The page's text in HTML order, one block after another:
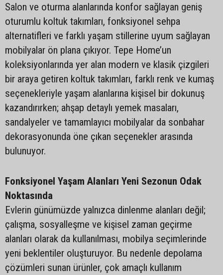
Salon ve oturma alanlarında konfor sağlayan geniş
oturumlu koltuk takımları, fonksiyonel sehpa
alternatifleri ve farklı yaşam stillerine uyum sağlayan
mobilyalar ön plana çıkıyor. Tepe Home’un
koleksiyonlarında yer alan modern ve klasik çizgileri
bir araya getiren koltuk takımları, farklı renk ve kumaş
seçenekleriyle yaşam alanlarına kişisel bir dokunuş
kazandırırken; ahşap detaylı yemek masaları,
sandalyeler ve tamamlayıcı mobilyalar da sonbahar
dekorasyonunda öne çıkan seçenekler arasında
bulunuyor.
Fonksiyonel Yaşam Alanları Yeni Sezonun Odak
Noktasında
Evlerin günümüzde yalnızca dinlenme alanları değil;
çalışma, sosyalleşme ve kişisel zaman geçirme
alanları olarak da kullanılması, mobilya seçimlerinde
yeni beklentiler oluşturuyor. Bu nedenle depolama
çözümleri sunan ürünler, çok amaçlı kullanım